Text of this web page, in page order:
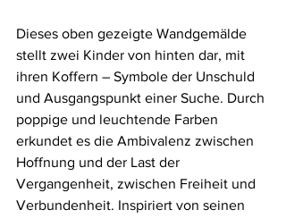
Dieses oben gezeigte Wandgemälde
stellt zwei Kinder von hinten dar, mit
ihren Koffern – Symbole der Unschuld
und Ausgangspunkt einer Suche. Durch
poppige und leuchtende Farben
erkundet es die Ambivalenz zwischen
Hoffnung und der Last der
Vergangenheit, zwischen Freiheit und
Verbundenheit. Inspiriert von seinen